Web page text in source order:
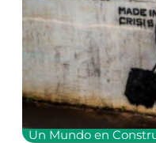
Un Mundo en